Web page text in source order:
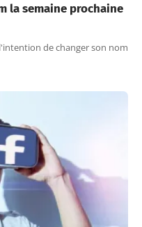
la semaine prochaine
de changer son nom